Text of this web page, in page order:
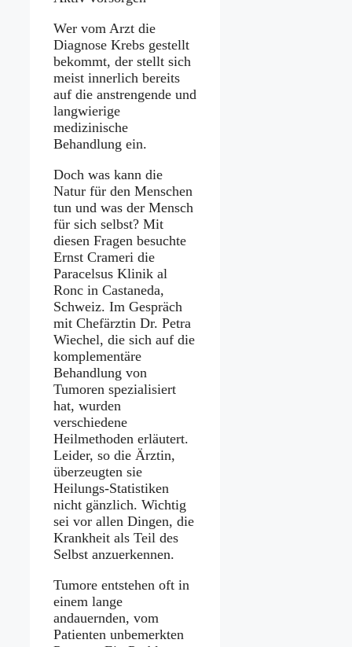
Wer vom Arzt die
Diagnose Krebs gestellt
bekommt, der stellt sich
meist innerlich bereits
auf die anstrengende und
langwierige
medizinische
Behandlung ein.
Doch was kann die
Natur für den Menschen
tun und was der Mensch
für sich selbst? Mit
diesen Fragen besuchte
Ernst Crameri die
Paracelsus Klinik al
Ronc in Castaneda,
Schweiz. Im Gespräch
mit Chefärztin Dr. Petra
Wiechel, die sich auf die
komplementäre
Behandlung von
Tumoren spezialisiert
hat, wurden
verschiedene
Heilmethoden erläutert.
Leider, so die Ärztin,
überzeugten sie
Heilungs-Statistiken
nicht gänzlich. Wichtig
sei vor allen Dingen, die
Krankheit als Teil des
Selbst anzuerkennen.
Tumore entstehen oft in
einem lange
andauernden, vom
Patienten unbemerkten